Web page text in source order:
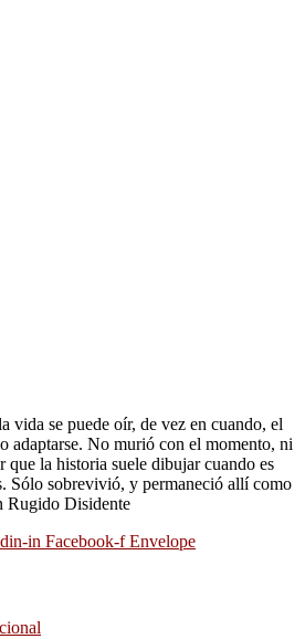
vida se puede oír, de vez en cuando, el
adaptarse. No murió con el momento, ni
que la historia suele dibujar cuando es
Sólo sobrevivió, y permaneció allí como
Rugido Disidente
in Facebook-f Envelope